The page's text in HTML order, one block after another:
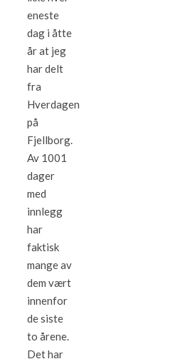
eneste
dag i åtte
år at jeg
har delt
fra
Hverdagen
på
Fjellborg.
Av 1001
dager
med
innlegg
har
faktisk
mange av
dem vært
innenfor
de siste
to årene.
Det har